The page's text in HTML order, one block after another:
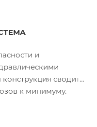
и
сводит
к минимуму.